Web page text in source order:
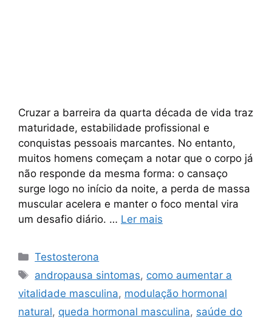
Cruzar a barreira da quarta década de vida traz
maturidade, estabilidade profissional e
conquistas pessoais marcantes. No entanto,
muitos homens começam a notar que o corpo já
não responde da mesma forma: o cansaço
surge logo no início da noite, a perda de massa
muscular acelera e manter o foco mental vira
um desafio diário. … Ler mais
Categorias
Testosterona
Tags
andropausa sintomas, como aumentar a
vitalidade masculina, modulação hormonal
natural, queda hormonal masculina, saúde do